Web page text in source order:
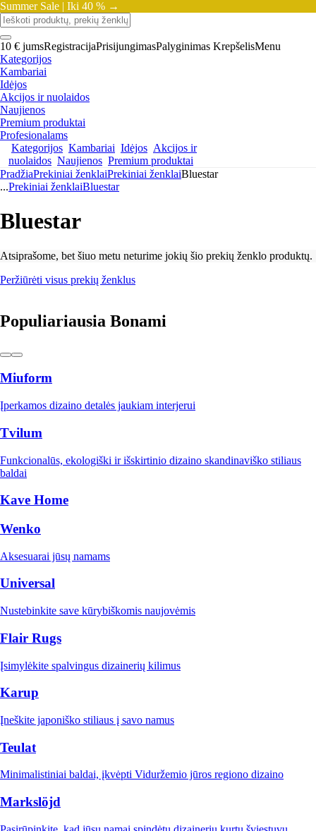
Summer Sale | Iki 40 % →
10 € jumsRegistracijaPrisijungimasPalyginimas KrepšelisMenu
Kategorijos
Kambariai
Idėjos
Akcijos ir nuolaidos
Naujienos
Premium produktai
Profesionalams
Kategorijos Kambariai Idėjos Akcijos ir
nuolaidos Naujienos Premium produktai
PradžiaPrekiniai ženklaiPrekiniai ženklaiBluestar
...Prekiniai ženklaiBluestar
Bluestar
Atsiprašome, bet šiuo metu neturime jokių šio prekių ženklo produktų.
Peržiūrėti visus prekių ženklus
Populiariausia Bonami
Miuform
Įperkamos dizaino detalės jaukiam interjerui
Tvilum
Funkcionalūs, ekologiški ir išskirtinio dizaino skandinaviško stiliaus
baldai
Kave Home
Wenko
Aksesuarai jūsų namams
Universal
Nustebinkite save kūrybiškomis naujovėmis
Flair Rugs
Įsimylėkite spalvingus dizainerių kilimus
Karup
Įneškite japoniško stiliaus į savo namus
Teulat
Minimalistiniai baldai, įkvėpti Viduržemio jūros regiono dizaino
Markslöjd